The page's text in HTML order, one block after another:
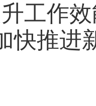
工作
快推进